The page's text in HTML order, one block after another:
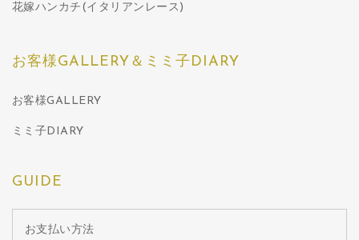
花嫁ハンカチ(イタリアンレース)
お客様GALLERY＆ミミ子DIARY
お客様GALLERY
ミミ子DIARY
GUIDE
お支払い方法